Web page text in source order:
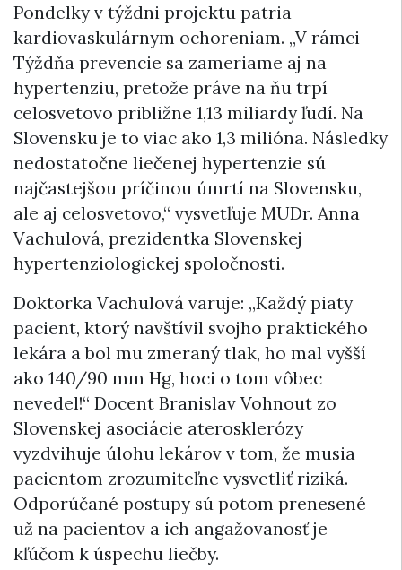
Pondelky v týždni projektu patria
kardiovaskulárnym ochoreniam. „V rámci
Týždňa prevencie sa zameriame aj na
hypertenziu, pretože práve na ňu trpí
celosvetovo približne 1,13 miliardy ľudí. Na
Slovensku je to viac ako 1,3 milióna. Následky
nedostatočne liečenej hypertenzie sú
najčastejšou príčinou úmrtí na Slovensku,
ale aj celosvetovo,“ vysvetľuje MUDr. Anna
Vachulová, prezidentka Slovenskej
hypertenziologickej spoločnosti.
Doktorka Vachulová varuje: „Každý piaty
pacient, ktorý navštívil svojho praktického
lekára a bol mu zmeraný tlak, ho mal vyšší
ako 140/90 mm Hg, hoci o tom vôbec
nevedel!“ Docent Branislav Vohnout zo
Slovenskej asociácie aterosklerózy
vyzdvihuje úlohu lekárov v tom, že musia
pacientom zrozumiteľne vysvetliť riziká.
Odporúčané postupy sú potom prenesené
už na pacientov a ich angažovanosť je
kľúčom k úspechu liečby.